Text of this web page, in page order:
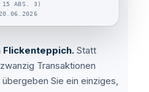
15 ABS. 3)
20.06.2026
Flickenteppich. Statt
Transaktionen
Sie ein einziges,